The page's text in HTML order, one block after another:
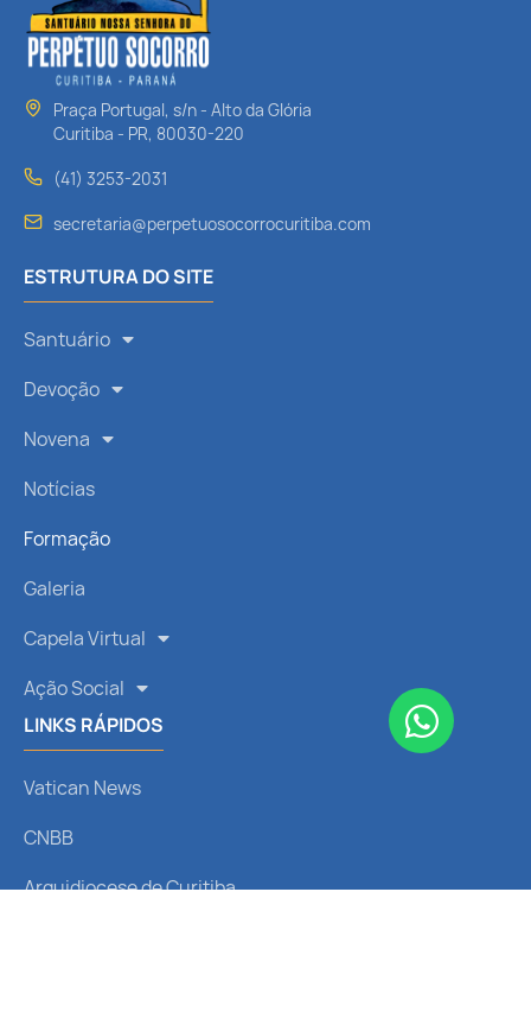
Praça Portugal, s/n - Alto da Glória
Curitiba - PR, 80030-220
(41) 3253-2031
secretaria@perpetuosocorrocuritiba.com
ESTRUTURA DO SITE
Santuário
Devoção
Novena
Notícias
Formação
Galeria
Capela Virtual
Ação Social
LINKS RÁPIDOS
Vatican News
CNBB
Arquidiocese de Curitiba